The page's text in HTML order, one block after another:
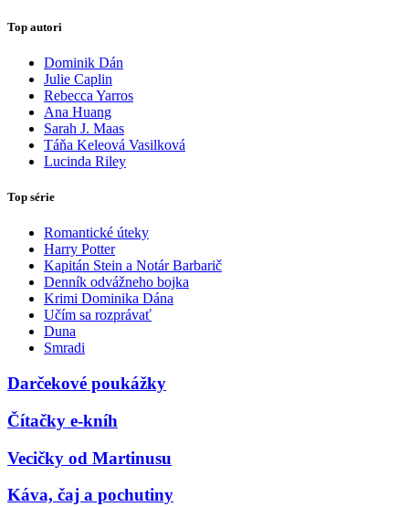
Top autori
Dominik Dán
Julie Caplin
Rebecca Yarros
Ana Huang
Sarah J. Maas
Táňa Keleová Vasilková
Lucinda Riley
Top série
Romantické úteky
Harry Potter
Kapitán Stein a Notár Barbarič
Denník odvážneho bojka
Krimi Dominika Dána
Učím sa rozprávať
Duna
Smradi
Darčekové poukážky
Čítačky e-kníh
Vecičky od Martinusu
Káva, čaj a pochutiny